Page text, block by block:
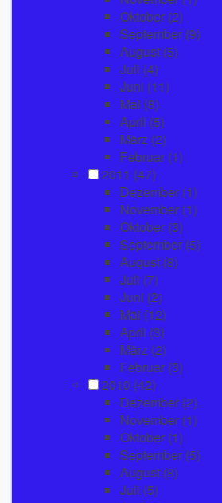
Oktober (2)
September (9)
August (5)
Juli (4)
Juni (11)
Mai (8)
April (5)
März (2)
Februar (1)
2011 (47)
Dezember (1)
November (1)
Oktober (3)
September (5)
August (8)
Juli (7)
Juni (2)
Mai (12)
April (3)
März (2)
Februar (3)
2010 (42)
Dezember (2)
November (1)
Oktober (1)
September (5)
August (8)
Juli (5)